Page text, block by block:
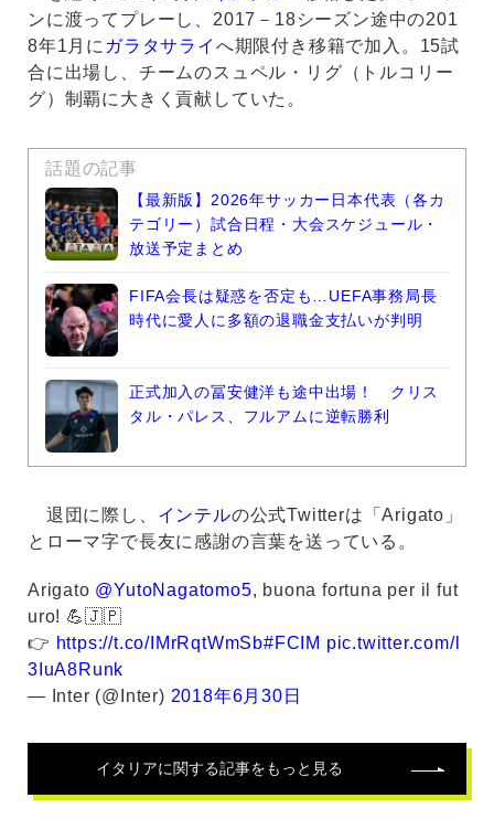
ンに渡ってプレーし、2017－18シーズン途中の201
8年1月に ガラタサライ へ期限付き移籍で加入。15試
合に出場し、チームのスュペル・リグ（トルコリー
グ）制覇に大きく貢献していた。
話題の記事
【最新版】2026年サッカー日本代表（各カ
テゴリー）試合日程・大会スケジュール・
放送予定まとめ
FIFA会長は疑惑を否定も…UEFA事務局長
時代に愛人に多額の退職金支払いが判明
正式加入の冨安健洋も途中出場！ クリス
タル・パレス、フルアムに逆転勝利
退団に際し、 インテルの公式Twitterは「Arigato」
とローマ字で長友に感謝の言葉を送っている。
Arigato @YutoNagatomo5, buona fortuna per il fut
uro! 💪🇯🇵️
👉 https://t.co/IMrRqtWmSb#FCIM pic.twitter.com/l
3IuA8Runk
— Inter (@Inter) 2018年6月30日
イタリアに関する記事をもっと見る